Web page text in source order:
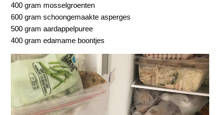
400 gram mosselgroenten
600 gram schoongemaakte asperges
500 gram aardappelpuree
400 gram edamame boontjes